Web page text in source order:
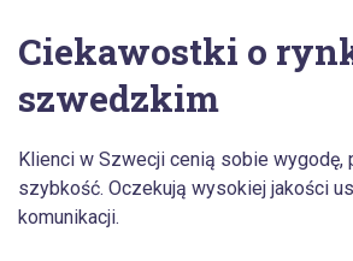
Ciekawostki o
szwedzkim
Klienci w Szwecji cenią sobie wygodę,
szybkość. Oczekują wysokiej jakości
komunikacji.